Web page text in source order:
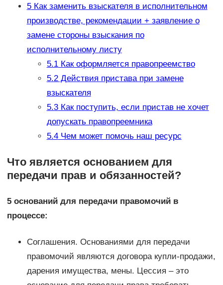
5Как заменить взыскателя в исполнительном
производстве, рекомендации + заявление о
замене стороны взыскания по
исполнительному листу
5.1Как оформляется правопреемство
5.2Действия пристава при замене
взыскателя
5.3Как поступить, если пристав не хочет
допускать правопреемника
5.4Чем может помочь наш ресурс
Что является основанием для
передачи прав и обязанностей?
5 оснований для передачи правомочий в
процессе:
Соглашения. Основаниями для передачи
правомочий являются договора купли-продажи,
дарения имущества, мены. Цессия – это